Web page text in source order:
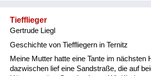
bombardiert.
Tiefflieger
Gertrude Liegl
Geschichte von Tieffliegern in Ternitz
Meine Mutter hatte eine Tante im nächsten
dazwischen lief eine Sandstraße, die auf